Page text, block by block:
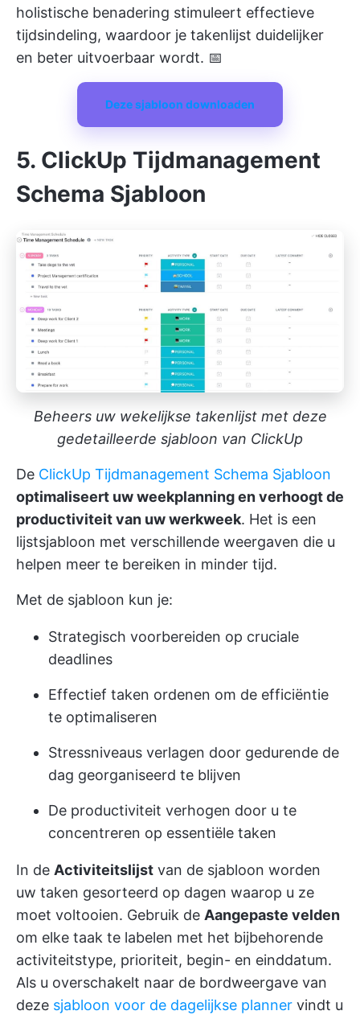
holistische benadering stimuleert effectieve
tijdsindeling, waardoor je takenlijst duidelijker
en beter uitvoerbaar wordt. 📅
Deze sjabloon downloaden
5. ClickUp Tijdmanagement
Schema Sjabloon
Beheers uw wekelijkse takenlijst met deze
gedetailleerde sjabloon van ClickUp
De ClickUp Tijdmanagement Schema Sjabloon
optimaliseert uw weekplanning en verhoogt de
productiviteit van uw werkweek. Het is een
lijstsjabloon met verschillende weergaven die u
helpen meer te bereiken in minder tijd.
Met de sjabloon kun je:
Strategisch voorbereiden op cruciale
deadlines
Effectief taken ordenen om de efficiëntie
te optimaliseren
Stressniveaus verlagen door gedurende de
dag georganiseerd te blijven
De productiviteit verhogen door u te
concentreren op essentiële taken
In de Activiteitslijst van de sjabloon worden
uw taken gesorteerd op dagen waarop u ze
moet voltooien. Gebruik de Aangepaste velden
om elke taak te labelen met het bijbehorende
activiteitstype, prioriteit, begin- en einddatum.
Als u overschakelt naar de bordweergave van
deze sjabloon voor de dagelijkse planner vindt u